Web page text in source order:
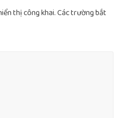
thị công khai.Các trường bắt